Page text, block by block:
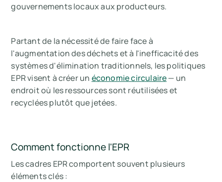
gouvernements locaux aux producteurs.
Partant de la nécessité de faire face à
l'augmentation des déchets et à l'inefficacité des
systèmes d'élimination traditionnels, les politiques
EPR visent à créer un économie circulaire— un
endroit où les ressources sont réutilisées et
recyclées plutôt que jetées.
Comment fonctionne l'EPR
Les cadres EPR comportent souvent plusieurs
éléments clés :